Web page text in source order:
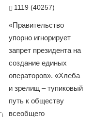
1119 (40257)
«Правительство
упорно игнорирует
запрет президента на
создание единых
операторов». «Хлеба
и зрелищ – тупиковый
путь к обществу
всеобщего